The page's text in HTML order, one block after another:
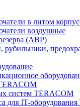
в литом
воздушные
(АВР)
рубильники,
систем TERACOM
для IT-